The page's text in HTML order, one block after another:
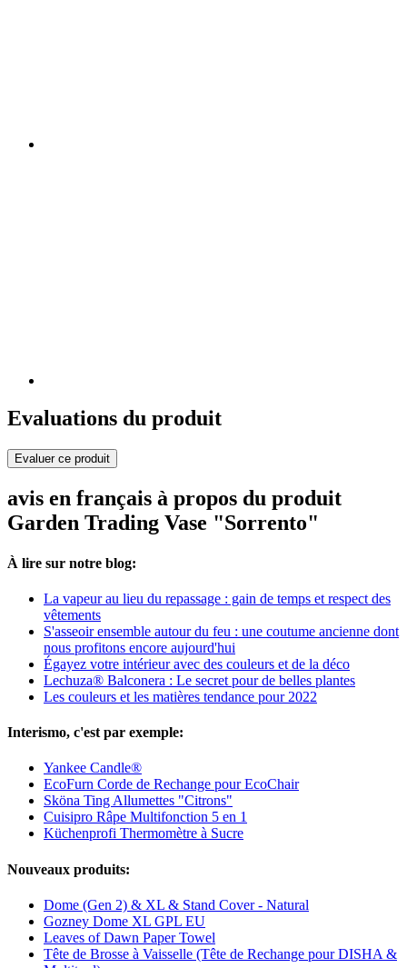
Evaluations du produit
Evaluer ce produit
avis en français à propos du produit
Garden Trading Vase "Sorrento"
À lire sur notre blog:
La vapeur au lieu du repassage : gain de temps et respect des
vêtements
S'asseoir ensemble autour du feu : une coutume ancienne dont
nous profitons encore aujourd'hui
Égayez votre intérieur avec des couleurs et de la déco
Lechuza® Balconera : Le secret pour de belles plantes
Les couleurs et les matières tendance pour 2022
Interismo, c'est par exemple:
Yankee Candle®
EcoFurn Corde de Rechange pour EcoChair
Sköna Ting Allumettes "Citrons"
Cuisipro Râpe Multifonction 5 en 1
Küchenprofi Thermomètre à Sucre
Nouveaux produits:
Dome (Gen 2) & XL & Stand Cover - Natural
Gozney Dome XL GPL EU
Leaves of Dawn Paper Towel
Tête de Brosse à Vaisselle (Tête de Rechange pour DISHA &